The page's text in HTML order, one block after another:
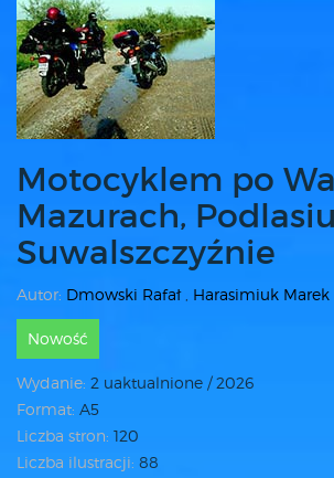
Motocyklem po
Mazurach,
Suwalszczyźnie
Autor: Dmowski Rafał Harasimiuk Marek
Nowość
Wydanie: 2 uaktualnione / 2026
Format: A5
Liczba stron: 120
Liczba ilustracji: 88